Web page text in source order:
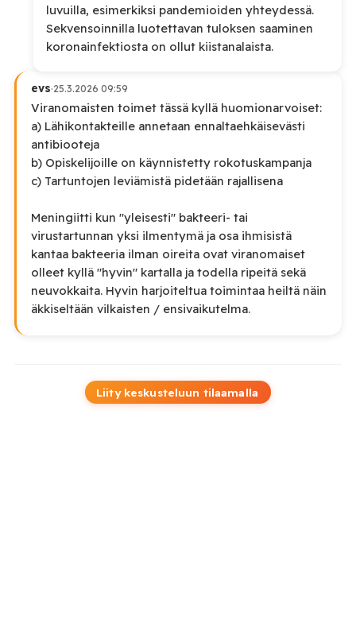
luvuilla, esimerkiksi pandemioiden yhteydessä.
Sekvensoinnilla luotettavan tuloksen saaminen
koronainfektiosta on ollut kiistanalaista.
evs·25.3.2026 09:59
Viranomaisten toimet tässä kyllä huomionarvoiset:
a) Lähikontakteille annetaan ennaltaehkäisevästi
antibiooteja
b) Opiskelijoille on käynnistetty rokotuskampanja
c) Tartuntojen leviämistä pidetään rajallisena
Meningiitti kun "yleisesti" bakteeri- tai
virustartunnan yksi ilmentymä ja osa ihmisistä
kantaa bakteeria ilman oireita ovat viranomaiset
olleet kyllä "hyvin" kartalla ja todella ripeitä sekä
neuvokkaita. Hyvin harjoiteltua toimintaa heiltä näin
äkkiseltään vilkaisten / ensivaikutelma.
Liity keskusteluun tilaamalla